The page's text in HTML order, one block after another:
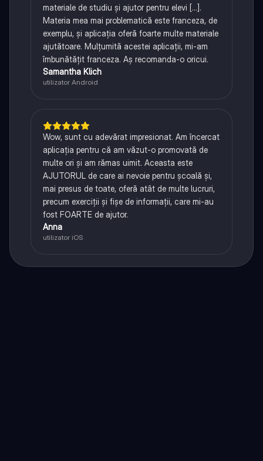
materiale de studiu și ajutor pentru elevi [...].
Materia mea mai problematică este franceza, de
exemplu, și aplicația oferă foarte multe materiale
ajutătoare. Mulțumită acestei aplicații, mi-am
îmbunătățit franceza. Aș recomanda-o oricui.
Samantha Klich
utilizator Android
Wow, sunt cu adevărat impresionat. Am încercat
aplicația pentru că am văzut-o promovată de
multe ori și am rămas uimit. Aceasta este
AJUTORUL de care ai nevoie pentru școală și,
mai presus de toate, oferă atât de multe lucruri,
precum exerciții și fișe de informații, care mi-au
fost FOARTE de ajutor.
Anna
utilizator iOS